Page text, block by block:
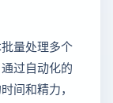
量处理多个
过自动化的
间和精力，